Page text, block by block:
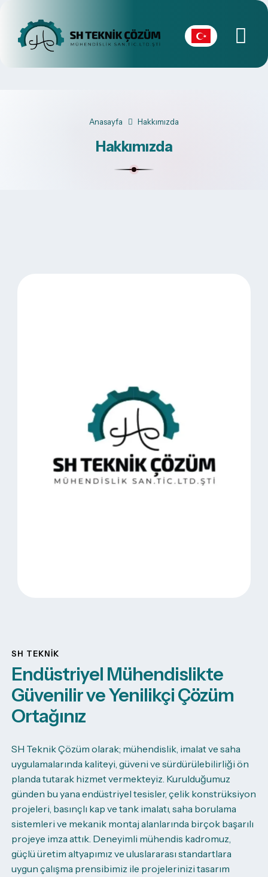
Anasayfa Hakkımızda
Hakkımızda
SH TEKNIK
Endüstriyel Mühendislikte
Güvenilir ve Yenilikçi Çözüm
Ortağınız
SH Teknik Çözüm olarak; mühendislik, imalat ve saha
uygulamalarında kaliteyi, güveni ve sürdürülebilirliği ön
planda tutarak hizmet vermekteyiz. Kurulduğumuz
günden bu yana endüstriyel tesisler, çelik konstrüksiyon
projeleri, basınçlı kap ve tank imalatı, saha borulama
sistemleri ve mekanik montaj alanlarında birçok başarılı
projeye imza attık. Deneyimli mühendis kadromuz,
güçlü üretim altyapımız ve uluslararası standartlara
uygun çalışma prensibimiz ile projelerinizi tasarım